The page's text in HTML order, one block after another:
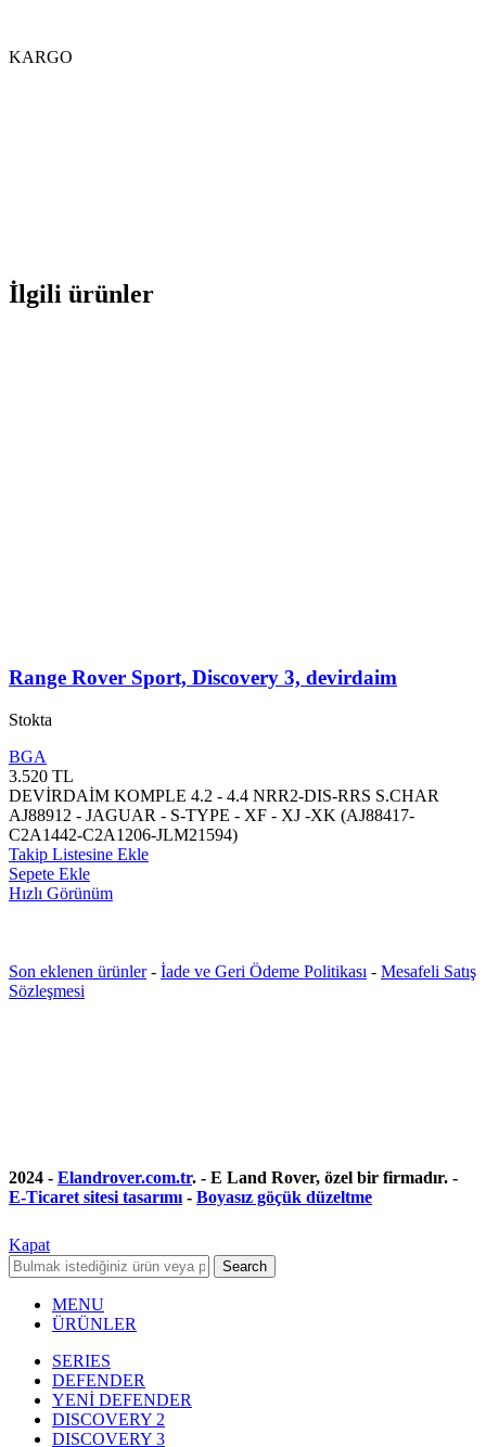
KARGO
İlgili ürünler
Range Rover Sport, Discovery 3, devirdaim
Stokta
BGA
3.520 TL
DEVİRDAİM KOMPLE 4.2 - 4.4 NRR2-DIS-RRS S.CHAR
AJ88912 - JAGUAR - S-TYPE - XF - XJ -XK (AJ88417-
C2A1442-C2A1206-JLM21594)
Takip Listesine Ekle
Sepete Ekle
Hızlı Görünüm
Son eklenen ürünler- İade ve Geri Ödeme Politikası - Mesafeli Satış
Sözleşmesi
2024 - Elandrover.com.tr. - E Land Rover, özel bir firmadır. -
E-Ticaret sitesi tasarımı - Boyasız göçük düzeltme
Kapat
Search
MENU
ÜRÜNLER
SERIES
DEFENDER
YENİ DEFENDER
DISCOVERY 2
DISCOVERY 3